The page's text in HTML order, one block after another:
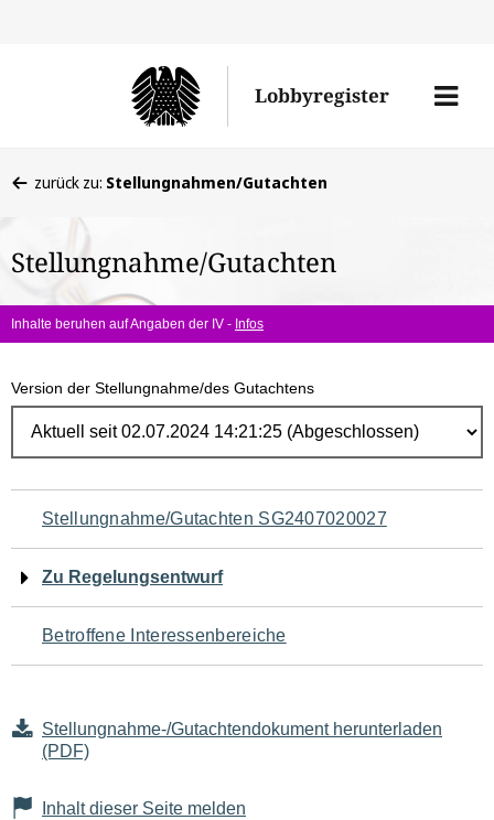
Lobbyregister
Menü
befinden
hier:
zurück zu: Stellungnahmen/Gutachten
Stellungnahme/Gutachten
Inhalte beruhen auf Angaben der IV - Infos
Version der Stellungnahme/des Gutachtens
Navigation
für
den
Seiteninhalt
Stellungnahme/Gutachten SG2407020027
Zu Regelungsentwurf
Betroffene Interessenbereiche
Stellungnahme-/Gutachtendokument herunterladen
(PDF)
Inhalt dieser Seite melden